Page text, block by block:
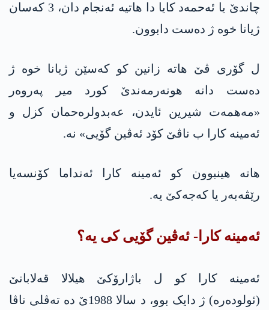
چاندێ یا ئەحمەد کایا دا هاتیه‌ ئه‌نجام دان، 3 کەسان
ژیانا خوە ژ دەست دابوون.
ل گۆری ڤێ هاتە زانین کو کەسێن ژیانا خوە ژ
دەست دانە هونەرمەندێ کورد میر پەروەر
«مەهمەت شیرین ئایدن، عه‌بدولره‌حمان کزل و
ئەمینە کارا ب ناڤێ کۆد ئەڤین گۆیی» نە.
هاتە هینبوون کو ئەمینە کارا ئەنداما کۆنسەیا
رێڤەبەر یا كه‌جه‌كێ یە.
ئەمینە کارا- ئەڤین گۆیی کی یە؟
ئەمینە کارا کو ل باژارۆکێ هیلالا قەلابانێ
(ئولودەرە) ژ دایک بوو، د سالا 1988ێ دە تەڤلی ناڤا